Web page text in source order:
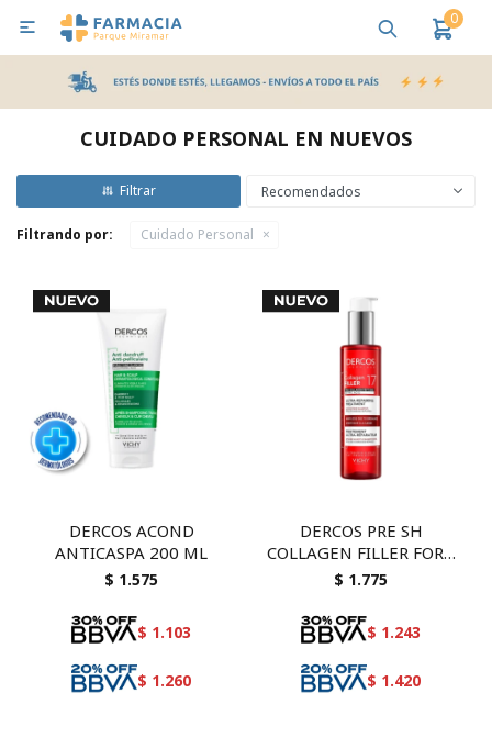
0

CUIDADO PERSONAL EN NUEVOS
Recomendados
Filtrando por: Cuidado Personal
DERCOS ACOND
ANTICASPA 200 ML
$ 1.575
$ 1.103
$ 1.260
DERCOS PRE SH
COLLAGEN FILLER FORT
150
$ 1.775
$ 1.243
$ 1.420
MI CUENTA
Bebes y Maternidad Salud
Pañales y Toallitas
Higiene y Bienestar